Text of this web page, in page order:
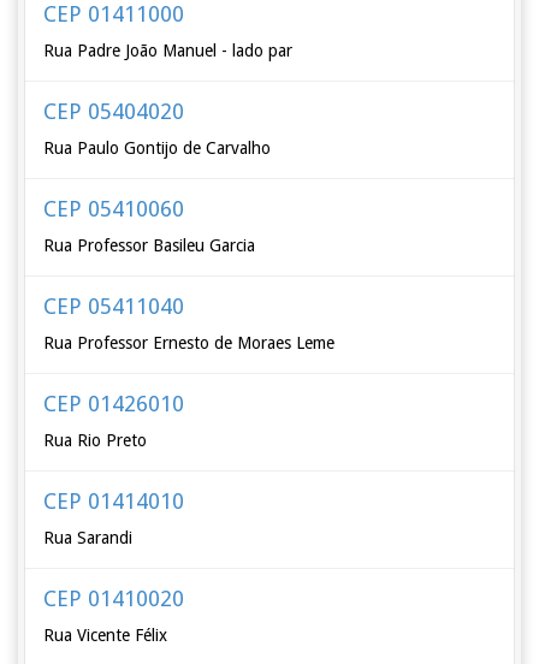
CEP 01411000
Rua Padre João Manuel - lado par
CEP 05404020
Rua Paulo Gontijo de Carvalho
CEP 05410060
Rua Professor Basileu Garcia
CEP 05411040
Rua Professor Ernesto de Moraes Leme
CEP 01426010
Rua Rio Preto
CEP 01414010
Rua Sarandi
CEP 01410020
Rua Vicente Félix